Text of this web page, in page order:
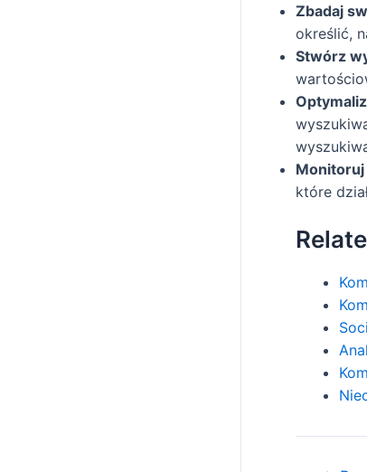
Zbadaj
określić,
Stwórz
które